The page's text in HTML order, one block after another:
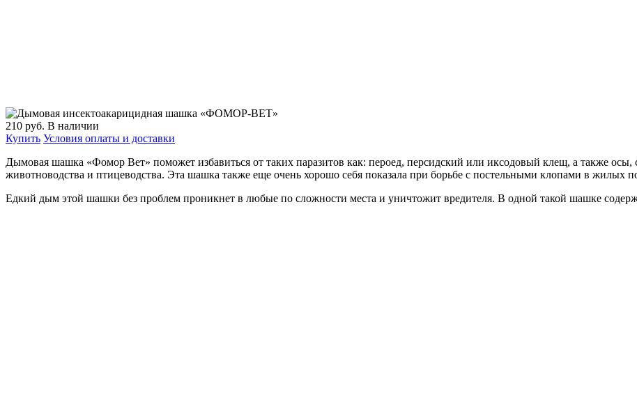
210 руб. В наличии
Купить Условия оплаты и доставки
Дымовая шашка «Фомор Вет» поможет избавиться от таких паразитов как: пероед, персидский или иксодовый клещ, а также
животноводства и птицеводства. Эта шашка также еще очень хорошо себя показала при борьбе с постельными клопами в жилых
Едкий дым этой шашки без проблем проникнет в любые по сложности места и уничтожит вредителя. В одной такой шашке